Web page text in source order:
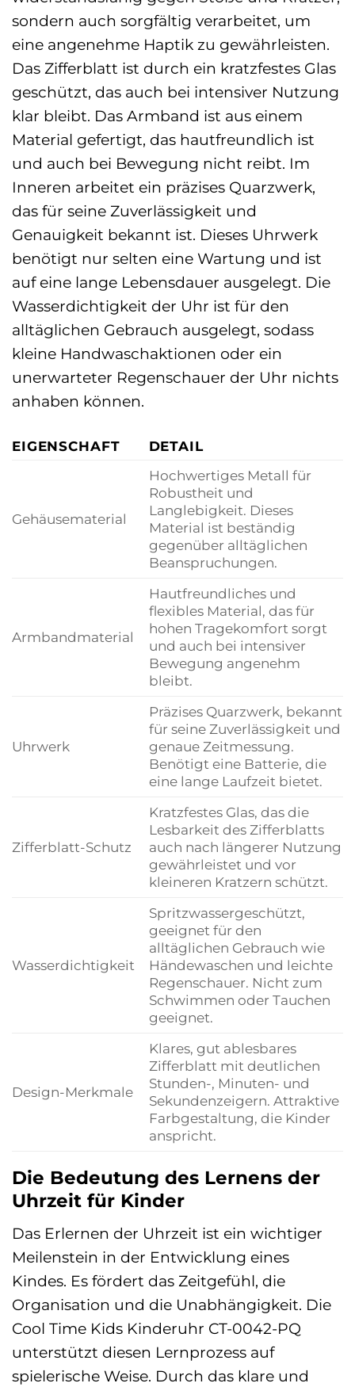
sondern auch sorgfältig verarbeitet, um
eine angenehme Haptik zu gewährleisten.
Das Zifferblatt ist durch ein kratzfestes Glas
geschützt, das auch bei intensiver Nutzung
klar bleibt. Das Armband ist aus einem
Material gefertigt, das hautfreundlich ist
und auch bei Bewegung nicht reibt. Im
Inneren arbeitet ein präzises Quarzwerk,
das für seine Zuverlässigkeit und
Genauigkeit bekannt ist. Dieses Uhrwerk
benötigt nur selten eine Wartung und ist
auf eine lange Lebensdauer ausgelegt. Die
Wasserdichtigkeit der Uhr ist für den
alltäglichen Gebrauch ausgelegt, sodass
kleine Handwaschaktionen oder ein
unerwarteter Regenschauer der Uhr nichts
anhaben können.
EIGENSCHAFT DETAIL
Gehäusematerial
Hochwertiges Metall für
Robustheit und
Langlebigkeit. Dieses
Material ist beständig
gegenüber alltäglichen
Beanspruchungen.
Armbandmaterial
Hautfreundliches und
flexibles Material, das für
hohen Tragekomfort sorgt
und auch bei intensiver
Bewegung angenehm
bleibt.
Uhrwerk
Präzises Quarzwerk, bekannt
für seine Zuverlässigkeit und
genaue Zeitmessung.
Benötigt eine Batterie, die
eine lange Laufzeit bietet.
Zifferblatt-Schutz
Kratzfestes Glas, das die
Lesbarkeit des Zifferblatts
auch nach längerer Nutzung
gewährleistet und vor
kleineren Kratzern schützt.
Wasserdichtigkeit
Spritzwassergeschützt,
geeignet für den
alltäglichen Gebrauch wie
Händewaschen und leichte
Regenschauer. Nicht zum
Schwimmen oder Tauchen
geeignet.
Design-Merkmale
Klares, gut ablesbares
Zifferblatt mit deutlichen
Stunden-, Minuten- und
Sekundenzeigern. Attraktive
Farbgestaltung, die Kinder
anspricht.
Die Bedeutung des Lernens der
Uhrzeit für Kinder
Das Erlernen der Uhrzeit ist ein wichtiger
Meilenstein in der Entwicklung eines
Kindes. Es fördert das Zeitgefühl, die
Organisation und die Unabhängigkeit. Die
Cool Time Kids Kinderuhr CT-0042-PQ
unterstützt diesen Lernprozess auf
spielerische Weise. Durch das klare und